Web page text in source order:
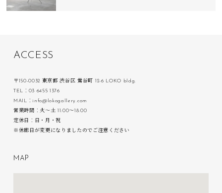
ACC ESS
〒150-0032 東京都 渋谷区 鶯谷町 12-6 LOKO bldg.
TEL：03 6455 1376
MAIL：info@lokogallery.com
営業時間：火〜土 11:00〜18:00
定休日：日・月・祝
※休廊日が変更になりましたのでご注意ください
M A P